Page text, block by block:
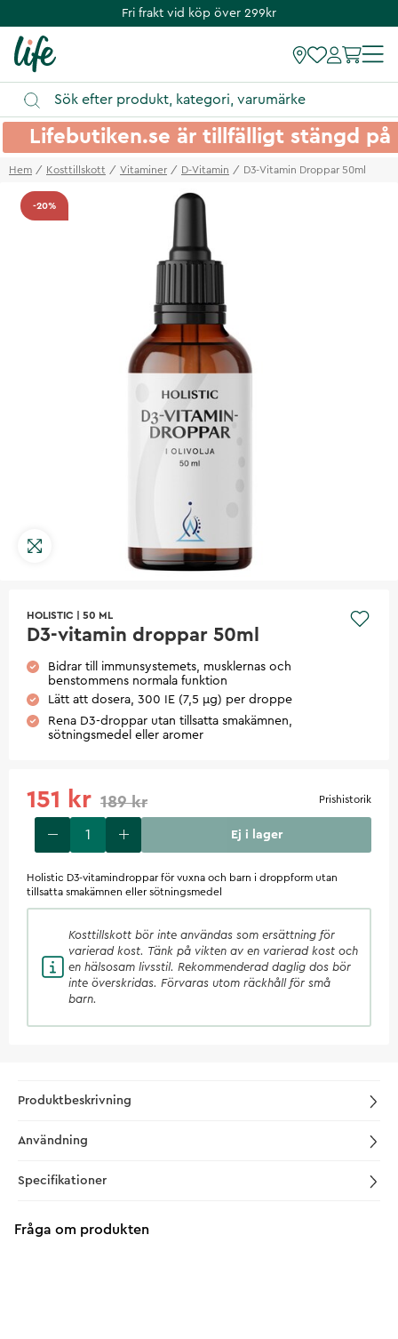
Fri frakt vid köp över 299kr
Lifebutiken.se är tillfälligt stängd
Hem Kosttillskott Vitaminer D-Vitamin D3-Vitamin Droppar 50ml
-20%
HOLISTIC 50 ML
D3-vitamin droppar 50ml
Bidrar till immunsystemets, musklernas och
benstommens normala funktion
Lätt att dosera, 300 IE (7,5 µg) per droppe
Rena D3-droppar utan tillsatta smakämnen,
sötningsmedel eller aromer
151 kr 189 kr Prishistorik
Ej i lager
Holistic D3-vitamindroppar för vuxna och barn i droppform utan
tillsatta smakämnen eller sötningsmedel
Kosttillskott bör inte användas som ersättning för
varierad kost. Tänk på vikten av en varierad kost och
en hälsosam livsstil. Rekommenderad daglig dos bör
inte överskridas. Förvaras utom räckhåll för små
barn.
Produktbeskrivning
Användning
Specifikationer
Fråga om produkten